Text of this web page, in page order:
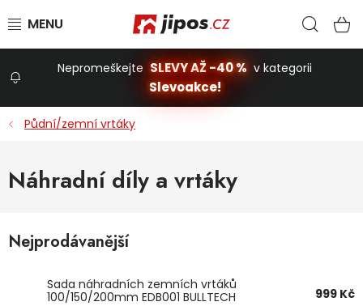
Nepromeškejte SLEVY AŽ -40 % v kategorii
Slevoakce!
Půdní/zemní vrtáky
Náhradní díly a vrtáky
Nejprodávanější
Sada náhradních zemních vrtáků
100/150/200mm EDB001 BULLTECH
999 Kč